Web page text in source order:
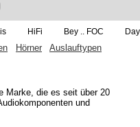
HiFi Bey .. FOC
Hörner Auslauftypen
Marke, die es seit über 20
und